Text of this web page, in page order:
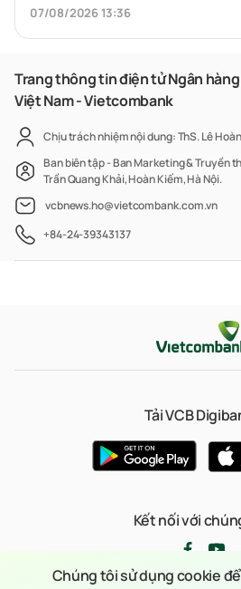
07/08/2026 13:36
Trang thông tin điện tử Ngân
Việt Nam - Vietcombank
Chịu trách nhiệm nội dung: ThS. Lê
Ban biên tập - Ban Marketing & Truyền
Trần Quang Khải, Hoàn Kiếm, Hà Nội.
vcbnews.ho@vietcombank.com.vn
+84-24-39343137
Tải VCB
Kết nối với
Chúng tôi sử dụng cookie